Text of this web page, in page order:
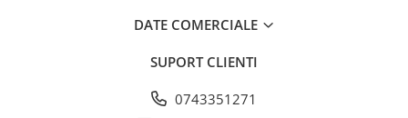
TRICOURI VOLKSWAGEN
PENTRU PASIONATII AUTO
DATE COMERCIALE
SUPORT CLIENTI
0743351271